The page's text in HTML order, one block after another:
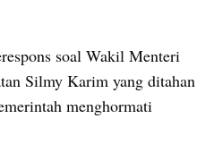
soal Wakil Menteri
Silmy Karim yang ditahan
menghormati